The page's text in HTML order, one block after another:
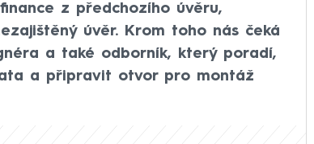
z předchozího úvěru,
úvěr. Krom toho nás čeká
a také odborník, který poradí,
a připravit otvor pro montáž